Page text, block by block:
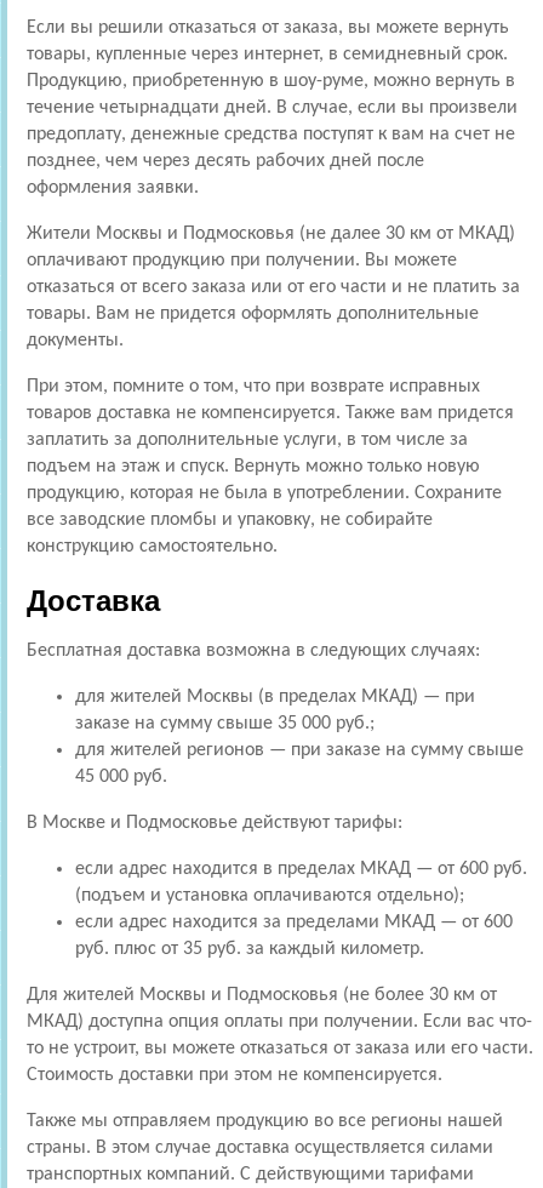
Если вы решили отказаться от заказа, вы можете вернуть
товары, купленные через интернет, в семидневный срок.
Продукцию, приобретенную в шоу-руме, можно вернуть в
течение четырнадцати дней. В случае, если вы произвели
предоплату, денежные средства поступят к вам на счет не
позднее, чем через десять рабочих дней после
оформления заявки.
Жители Москвы и Подмосковья (не далее 30 км от МКАД)
оплачивают продукцию при получении. Вы можете
отказаться от всего заказа или от его части и не платить за
товары. Вам не придется оформлять дополнительные
документы.
При этом, помните о том, что при возврате исправных
товаров доставка не компенсируется. Также вам придется
заплатить за дополнительные услуги, в том числе за
подъем на этаж и спуск. Вернуть можно только новую
продукцию, которая не была в употреблении. Сохраните
все заводские пломбы и упаковку, не собирайте
конструкцию самостоятельно.
Доставка
Бесплатная доставка возможна в следующих случаях:
для жителей Москвы (в пределах МКАД) — при
заказе на сумму свыше 35 000 руб.;
для жителей регионов — при заказе на сумму свыше
45 000 руб.
В Москве и Подмосковье действуют тарифы:
если адрес находится в пределах МКАД — от 600 руб.
(подъем и установка оплачиваются отдельно);
если адрес находится за пределами МКАД — от 600
руб. плюс от 35 руб. за каждый километр.
Для жителей Москвы и Подмосковья (не более 30 км от
МКАД) доступна опция оплаты при получении. Если вас что-
то не устроит, вы можете отказаться от заказа или его части.
Стоимость доставки при этом не компенсируется.
Также мы отправляем продукцию во все регионы нашей
страны. В этом случае доставка осуществляется силами
транспортных компаний. С действующими тарифами